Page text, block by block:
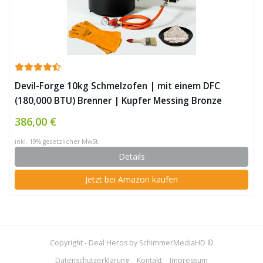
Devil-Forge 10kg Schmelzofen | mit einem DFC
(180,000 BTU) Brenner | Kupfer Messing Bronze
Silber ✪
386,00 €
inkl. 19% gesetzlicher MwSt.
Details
Jetzt bei Amazon kaufen
Copyright - Deal Heros by SchimmerMediaHD ©
Datenschutzerklärung
Kontakt Impressum